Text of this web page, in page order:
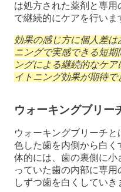
は処方された薬剤と専
で継続的にケアを行いま
効果の感じ方に個人差は
ニングで実感できる短
ングによる継続的なケ
イトニング効果が期待
ウォーキングブリー
ウォーキングブリーチ
色した歯を内側から白
体的には、歯の裏側に小
っていた歯の内部に専
しずつ歯を白くしていき